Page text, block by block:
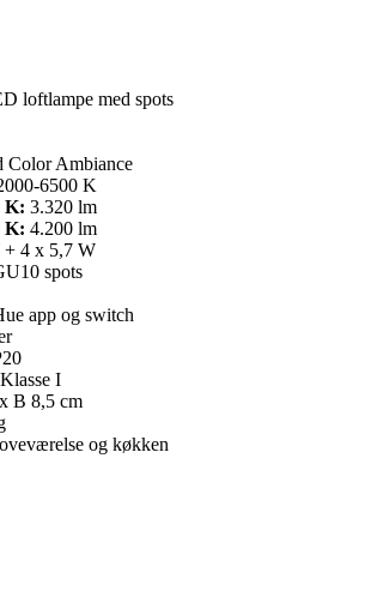
loftlampe med spots
Color Ambiance
6500 K
K: 3.320 lm
K: 4.200 lm
+ 4 x 5,7 W
spots
app og switch
Klasse I
B 8,5 cm
og køkken